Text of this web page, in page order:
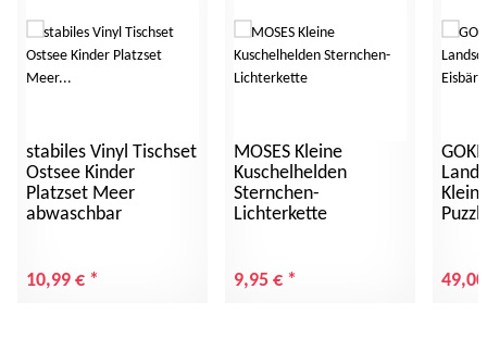
stabiles Vinyl Tischset
Ostsee Kinder
Platzset Meer
abwaschbar
10,99 € *
MOSES Kleine
Kuschelhelden
Sternchen-
Lichterkette
9,95 € *